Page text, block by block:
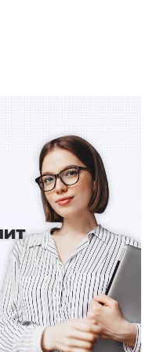
припис стосовно
ч. 1 ст. 161
спору щодо
враховується
своїх батьківських
дитини до кожного
та інші обставини,
«Про
насильству»